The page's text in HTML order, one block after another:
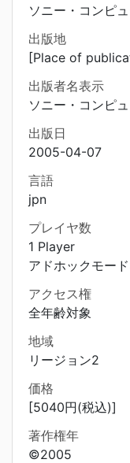
ソニー・コンピ
出版地
[Place of
出版者名表示
ソニー・コンピ
出版日
2005-04-07
言語
jpn
プレイヤ数
1 Player
アドホックモー
アクセス権
全年齢対象
地域
リージョン2
価格
[5040円(税込)]
著作権年
©2005